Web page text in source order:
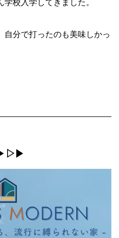
校入学してきました。
自分で打ったのも美味しかっ
▶▷▶